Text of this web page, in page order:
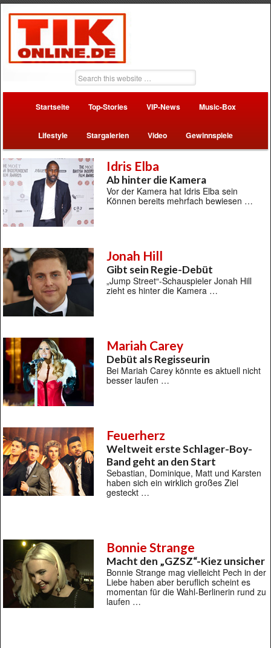
Startseite Top-Stories VIP-News Music-Box
Lifestyle Stargalerien Video Gewinnspiele
Idris Elba
Ab hinter die Kamera
Vor der Kamera hat Idris Elba sein
Können bereits mehrfach bewiesen …
Jonah Hill
Gibt sein Regie-Debüt
„Jump Street“-Schauspieler Jonah Hill
zieht es hinter die Kamera …
Mariah Carey
Debüt als Regisseurin
Bei Mariah Carey könnte es aktuell nicht
besser laufen …
Feuerherz
Weltweit erste Schlager-Boy-
Band geht an den Start
Sebastian, Dominique, Matt und Karsten
haben sich ein wirklich großes Ziel
gesteckt …
Bonnie Strange
Macht den „GZSZ“-Kiez unsicher
Bonnie Strange mag vielleicht Pech in der
Liebe haben aber beruflich scheint es
momentan für die Wahl-Berlinerin rund zu
laufen …